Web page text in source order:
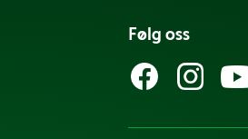
Følg oss